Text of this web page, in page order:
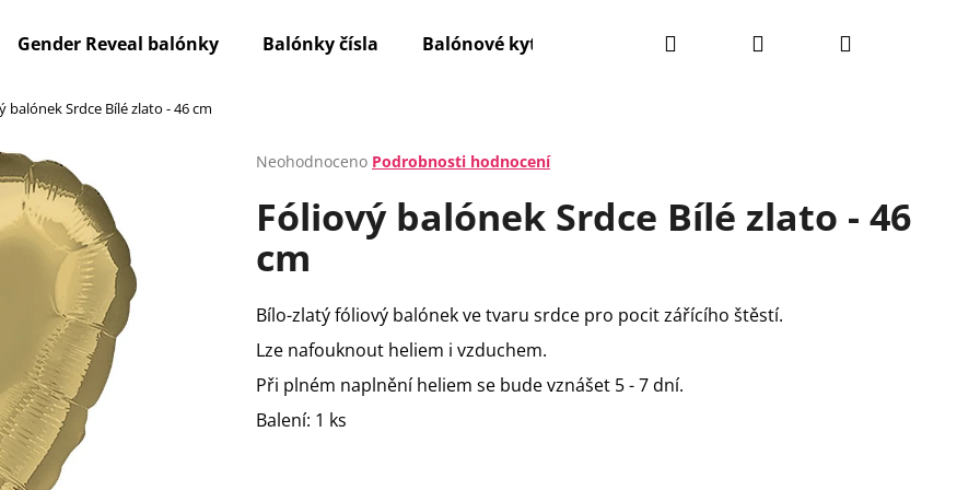
Gender Reveal balónky Balónky čísla Balónové kytice Narozeninové balónky Svatební
Hledat PřihlášeníNákupní
balónek Srdce Bílé zlato - 46 cm
Průměrné
produktu
je
z
hvězdiček.
Neohodnoceno Podrobnosti hodnocení
Fóliový balónek Srdce Bílé zlato - 46
cm
Bílo-zlatý fóliový balónek ve tvaru srdce pro pocit zářícího štěstí.
Lze nafouknout heliem i vzduchem.
Při plném naplnění heliem se bude vznášet 5 - 7 dní.
Balení: 1 ks
Co potřebujete najít?
HLEDAT
Doporučujeme